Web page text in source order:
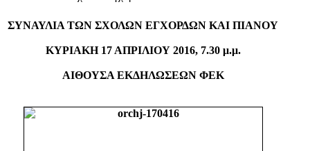
ΣΥΝΑΥΛΙΑ ΤΩΝ ΣΧΟΛΩΝ ΕΓΧΟΡΔΩΝ ΚΑΙ ΠΙΑΝΟΥ
ΚΥΡΙΑΚΗ 17 ΑΠΡΙΛΙΟΥ 2016, 7.30 μ.μ.
ΑΙΘΟΥΣΑ ΕΚΔΗΛΩΣΕΩΝ ΦΕΚ